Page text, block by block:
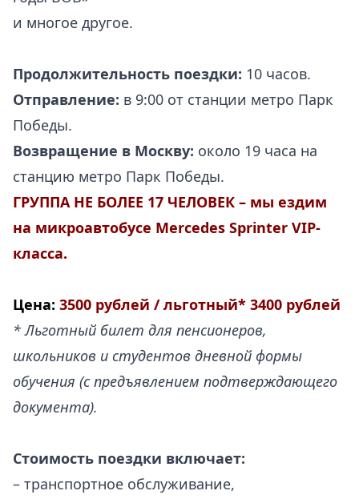
и многое другое.
Продолжительность поездки: 10 часов.
Отправление: в 9:00 от станции метро Парк
Победы.
Возвращение в Москву: около 19 часа на
станцию метро Парк Победы.
ГРУППА НЕ БОЛЕЕ 17 ЧЕЛОВЕК – мы ездим
на микроавтобусе Mercedes Sprinter VIP-
класса.
Цена: 3500 рублей / льготный* 3400 рублей
* Льготный билет для пенсионеров,
школьников и студентов дневной формы
обучения (с предъявлением подтверждающего
документа).
Стоимость поездки включает:
– транспортное обслуживание,